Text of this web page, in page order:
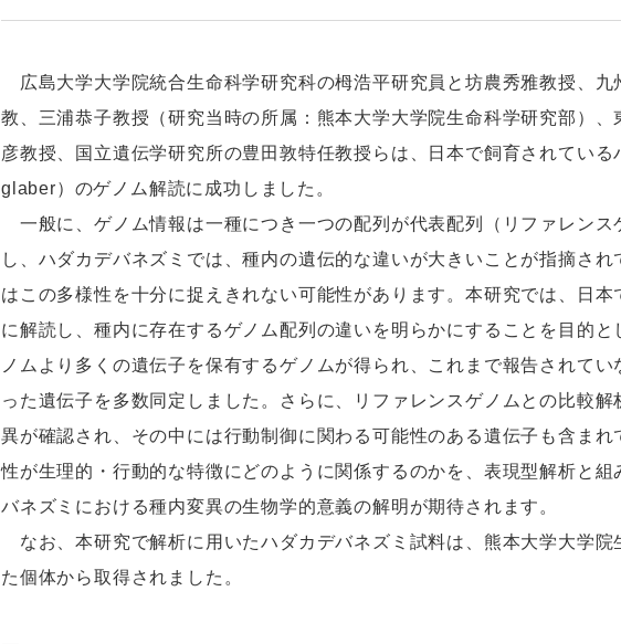
広島大学大学院統合生命科学研究科の栂浩平研究員と坊農秀雅教授、九
教、三浦恭子教授（研究当時の所属：熊本大学大学院生命科学研究部）
彦教授、国立遺伝学研究所の豊田敦特任教授らは、日本で飼育されてい
glaber）のゲノム解読に成功しました。
一般に、ゲノム情報は一種につき一つの配列が代表配列（リファレンス
し、ハダカデバネズミでは、種内の遺伝的な違いが大きいことが指摘さ
はこの多様性を十分に捉えきれない可能性があります。本研究では、日
に解読し、種内に存在するゲノム配列の違いを明らかにすることを目的
ノムより多くの遺伝子を保有するゲノムが得られ、これまで報告されて
った遺伝子を多数同定しました。さらに、リファレンスゲノムとの比較
異が確認され、その中には行動制御に関わる可能性のある遺伝子も含ま
性が生理的・行動的な特徴にどのように関係するのかを、表現型解析と
バネズミにおける種内変異の生物学的意義の解明が期待されます。
なお、本研究で解析に用いたハダカデバネズミ試料は、熊本大学大学院
た個体から取得されました。